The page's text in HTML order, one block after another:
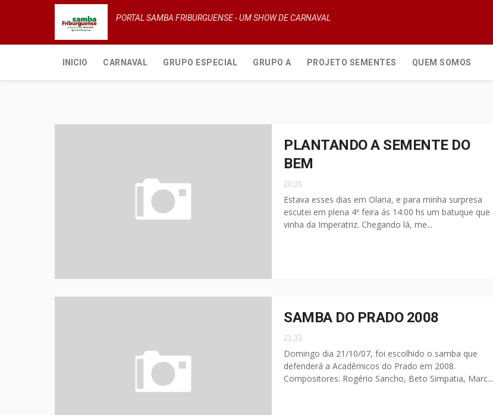
PORTAL SAMBA FRIBURGUENSE - UM SHOW DE CARNAVAL
INICIO CARNAVAL GRUPO ESPECIAL GRUPO A PROJETO SEMENTES QUEM SOMOS
PLANTANDO A SEMENTE DO
BEM
20:35
Estava esses dias em Olaria, e para minha surpresa
escutei em plena 4ª feira ás 14:00 hs um batuque que
vinha da Imperatriz. Chegando lá, me...
SAMBA DO PRADO 2008
21:33
Domingo dia 21/10/07, foi escolhido o samba que
defenderá a Acadêmicos do Prado em 2008.
Compositores: Rogério Sancho, Beto Simpatia, Marc...